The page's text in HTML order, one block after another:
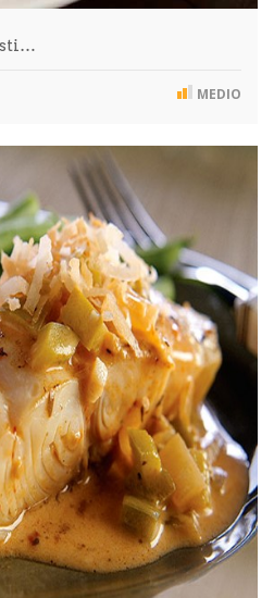
MEDIO